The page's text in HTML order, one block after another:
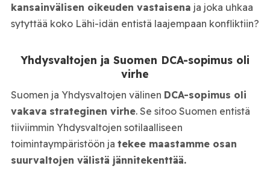
kansainvälisen oikeuden vastaisena ja joka uhkaa
sytyttää koko Lähi-idän entistä laajempaan konfliktiin?
Yhdysvaltojen ja Suomen DCA-sopimus oli
virhe
Suomen ja Yhdysvaltojen välinen DCA-sopimus oli
vakava strateginen virhe. Se sitoo Suomen entistä
tiiviimmin Yhdysvaltojen sotilaalliseen
toimintaympäristöön ja tekee maastamme osan
suurvaltojen välistä jännitekenttää.